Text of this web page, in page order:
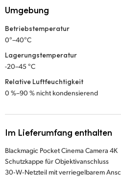
Umgebung
Betriebstemperatur
0°–40°C
Lagerungstemperatur
-20–45 °C
Relative Luftfeuchtigkeit
0 %–90 % nicht kondensierend
Im Lieferumfang enthalten
Blackmagic Pocket Cinema Camera 4K
Schutzkappe für Objektivanschluss
30‑W‑Netzteil mit verriegelbarem